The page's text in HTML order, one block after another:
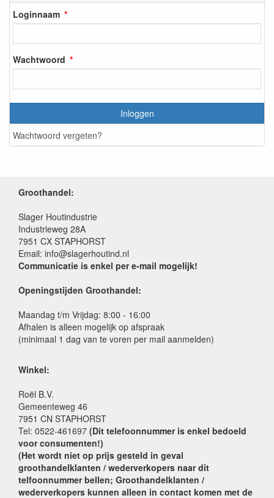
Loginnaam
Wachtwoord
Inloggen
Wachtwoord vergeten?
Groothandel:
Slager Houtindustrie
Industrieweg 28A
7951 CX STAPHORST
Email: info@slagerhoutind.nl
Communicatie is enkel per e-mail mogelijk!
Openingstijden Groothandel:
Maandag t/m Vrijdag: 8:00 - 16:00
Afhalen is alleen mogelijk op afspraak
(minimaal 1 dag van te voren per mail aanmelden)
Winkel:
Roël B.V.
Gemeenteweg 46
7951 CN STAPHORST
Tel: 0522-461697 (Dit telefoonnummer is enkel bedoeld
voor consumenten!)
(Het wordt niet op prijs gesteld in geval
groothandelklanten / wederverkopers naar dit
telfoonnummer bellen; Groothandelklanten /
wederverkopers kunnen alleen in contact komen met de